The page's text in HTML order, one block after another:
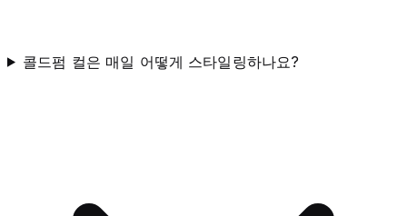
콜드펌 컬은 매일 어떻게 스타일링하나요?